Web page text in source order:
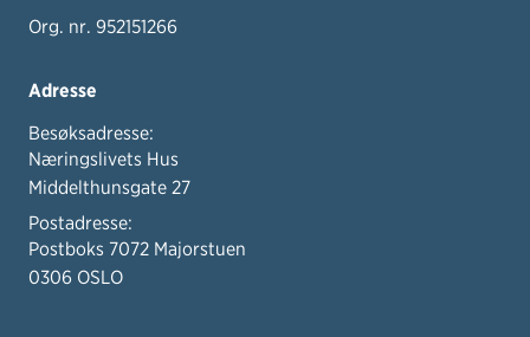
Org. nr. 952151266
Adresse
Besøksadresse:
Næringslivets Hus
Middelthunsgate 27
Postadresse:
Postboks 7072 Majorstuen
0306 OSLO